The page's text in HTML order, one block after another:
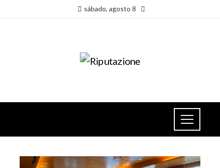
sábado, agosto 8